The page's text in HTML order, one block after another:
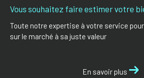
Vous souhaitez faire estimer votre
Toute notre expertise à votre service
sur le marché à sa juste valeur
En savoir plus